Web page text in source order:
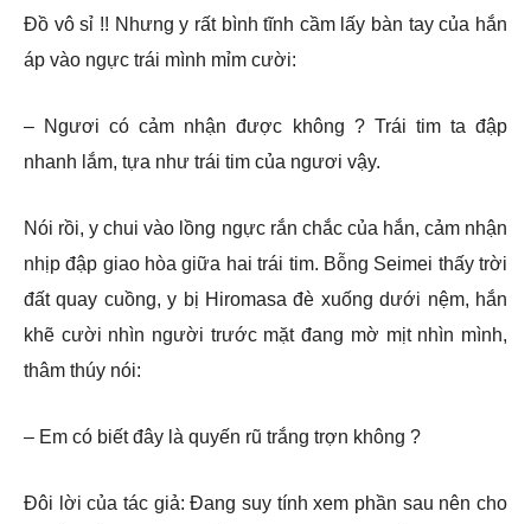
Đồ vô sỉ !! Nhưng y rất bình tĩnh cầm lấy bàn tay của hắn
áp vào ngực trái mình mỉm cười:
– Ngươi có cảm nhận được không ? Trái tim ta đập
nhanh lắm, tựa như trái tim của ngươi vậy.
Nói rồi, y chui vào lồng ngực rắn chắc của hắn, cảm nhận
nhịp đập giao hòa giữa hai trái tim. Bỗng Seimei thấy trời
đất quay cuồng, y bị Hiromasa đè xuống dưới nệm, hắn
khẽ cười nhìn người trước mặt đang mờ mịt nhìn mình,
thâm thúy nói:
– Em có biết đây là quyến rũ trắng trợn không ?
Đôi lời của tác giả: Đang suy tính xem phần sau nên cho